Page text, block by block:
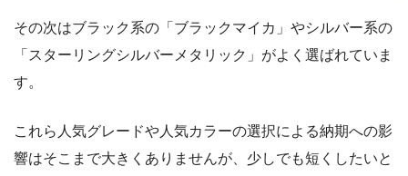
その次はブラック系の「ブラックマイカ」やシルバー系の
「スターリングシルバーメタリック」がよく選ばれていま
す。
これら人気グレードや人気カラーの選択による納期への影
響はそこまで大きくありませんが、少しでも短くしたいと